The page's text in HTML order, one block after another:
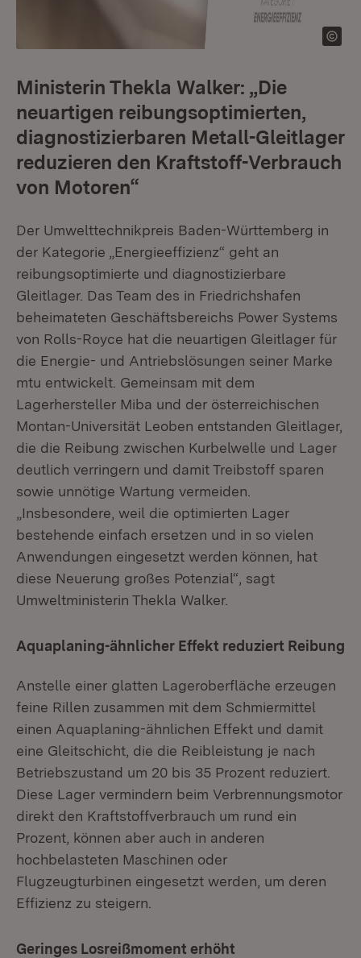
Ministerin Thekla Walker: „Die
neuartigen reibungsoptimierten,
diagnostizierbaren Metall-Gleitlager
reduzieren den Kraftstoff-Verbrauch
von Motoren“
Der Umwelttechnikpreis Baden-Württemberg in
der Kategorie „Energieeffizienz“ geht an
reibungsoptimierte und diagnostizierbare
Gleitlager. Das Team des in Friedrichshafen
beheimateten Geschäftsbereichs Power Systems
von Rolls-Royce hat die neuartigen Gleitlager für
die Energie- und Antriebslösungen seiner Marke
mtu entwickelt. Gemeinsam mit dem
Lagerhersteller Miba und der österreichischen
Montan-Universität Leoben entstanden Gleitlager,
die die Reibung zwischen Kurbelwelle und Lager
deutlich verringern und damit Treibstoff sparen
sowie unnötige Wartung vermeiden.
„Insbesondere, weil die optimierten Lager
bestehende einfach ersetzen und in so vielen
Anwendungen eingesetzt werden können, hat
diese Neuerung großes Potenzial“, sagt
Umweltministerin Thekla Walker.
Aquaplaning-ähnlicher Effekt reduziert Reibung
Anstelle einer glatten Lageroberfläche erzeugen
feine Rillen zusammen mit dem Schmiermittel
einen Aquaplaning-ähnlichen Effekt und damit
eine Gleitschicht, die die Reibleistung je nach
Betriebszustand um 20 bis 35 Prozent reduziert.
Diese Lager vermindern beim Verbrennungsmotor
direkt den Kraftstoffverbrauch um rund ein
Prozent, können aber auch in anderen
hochbelasteten Maschinen oder
Flugzeugturbinen eingesetzt werden, um deren
Effizienz zu steigern.
Geringes Losreißmoment erhöht